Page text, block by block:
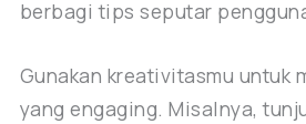
berbagi tips seputar
Gunakan kreativitasmu untuk
yang engaging. Misalnya,